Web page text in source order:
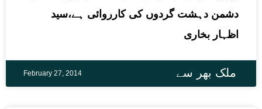
ملک بھر سے
دشمن دہشت گردوں کی کارروائی ہے،سید
اظہار بخاری
February 27, 2014